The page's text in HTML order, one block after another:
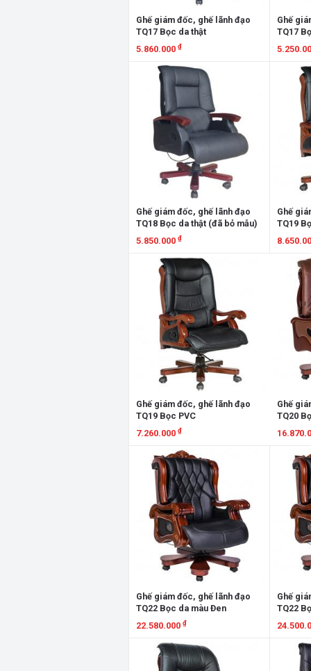
Ghế giám đốc, ghế lãnh đạo
TQ17 Bọc da thật
5.860.000 ₫
Xem chi tiết
Ghế
TQ17
Xem
Ghế giám đốc, ghế lãnh đạo
TQ18 Bọc da thật (đã bỏ mẫu)
5.850.000 ₫
Xem chi tiết
Ghế
TQ19
Xem
Ghế giám đốc, ghế lãnh đạo
TQ19 Bọc PVC
7.260.000 ₫
Xem chi tiết
Ghế
TQ20
Xem
Ghế giám đốc, ghế lãnh đạo
TQ22 Bọc da màu Đen
22.580.000 ₫
Xem chi tiết
Ghế
TQ22
Xem